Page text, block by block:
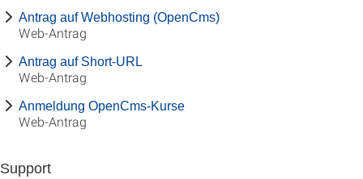
Antrag auf Webhosting (OpenCms)
Web-Antrag
Antrag auf Short-URL
Web-Antrag
Anmeldung OpenCms-Kurse
Web-Antrag
Support